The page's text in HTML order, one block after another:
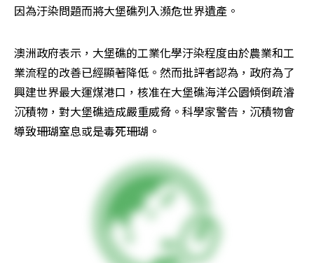
因為汙染問題而將大堡礁列入瀕危世界遺產。
澳洲政府表示，大堡礁的工業化學汙染程度由於農業和工
業流程的改善已經顯著降低。然而批評者認為，政府為了
興建世界最大運煤港口，核准在大堡礁海洋公園傾倒疏濬
沉積物，對大堡礁造成嚴重威脅。科學家警告，沉積物會
導致珊瑚窒息或是毒死珊瑚。